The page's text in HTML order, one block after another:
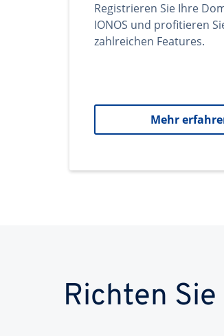
Registrieren Sie Ihre
IONOS und profitieren
zahlreichen Features.
Mehr
Richten